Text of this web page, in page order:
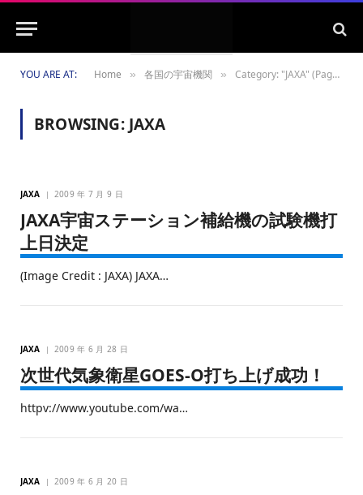
YOU ARE AT: Home » 各国の宇宙機関 » Category: "JAXA" (Page 3)
BROWSING: JAXA
JAXA 2009 年 7 月 9 日
JAXA宇宙ステーション補給機の試験機打
上日決定
(Image Credit : JAXA) JAXA…
JAXA 2009 年 6 月 28 日
次世代気象衛星GOES-O打ち上げ成功！
httpv://www.youtube.com/wa…
JAXA 2009 年 6 月 20 日